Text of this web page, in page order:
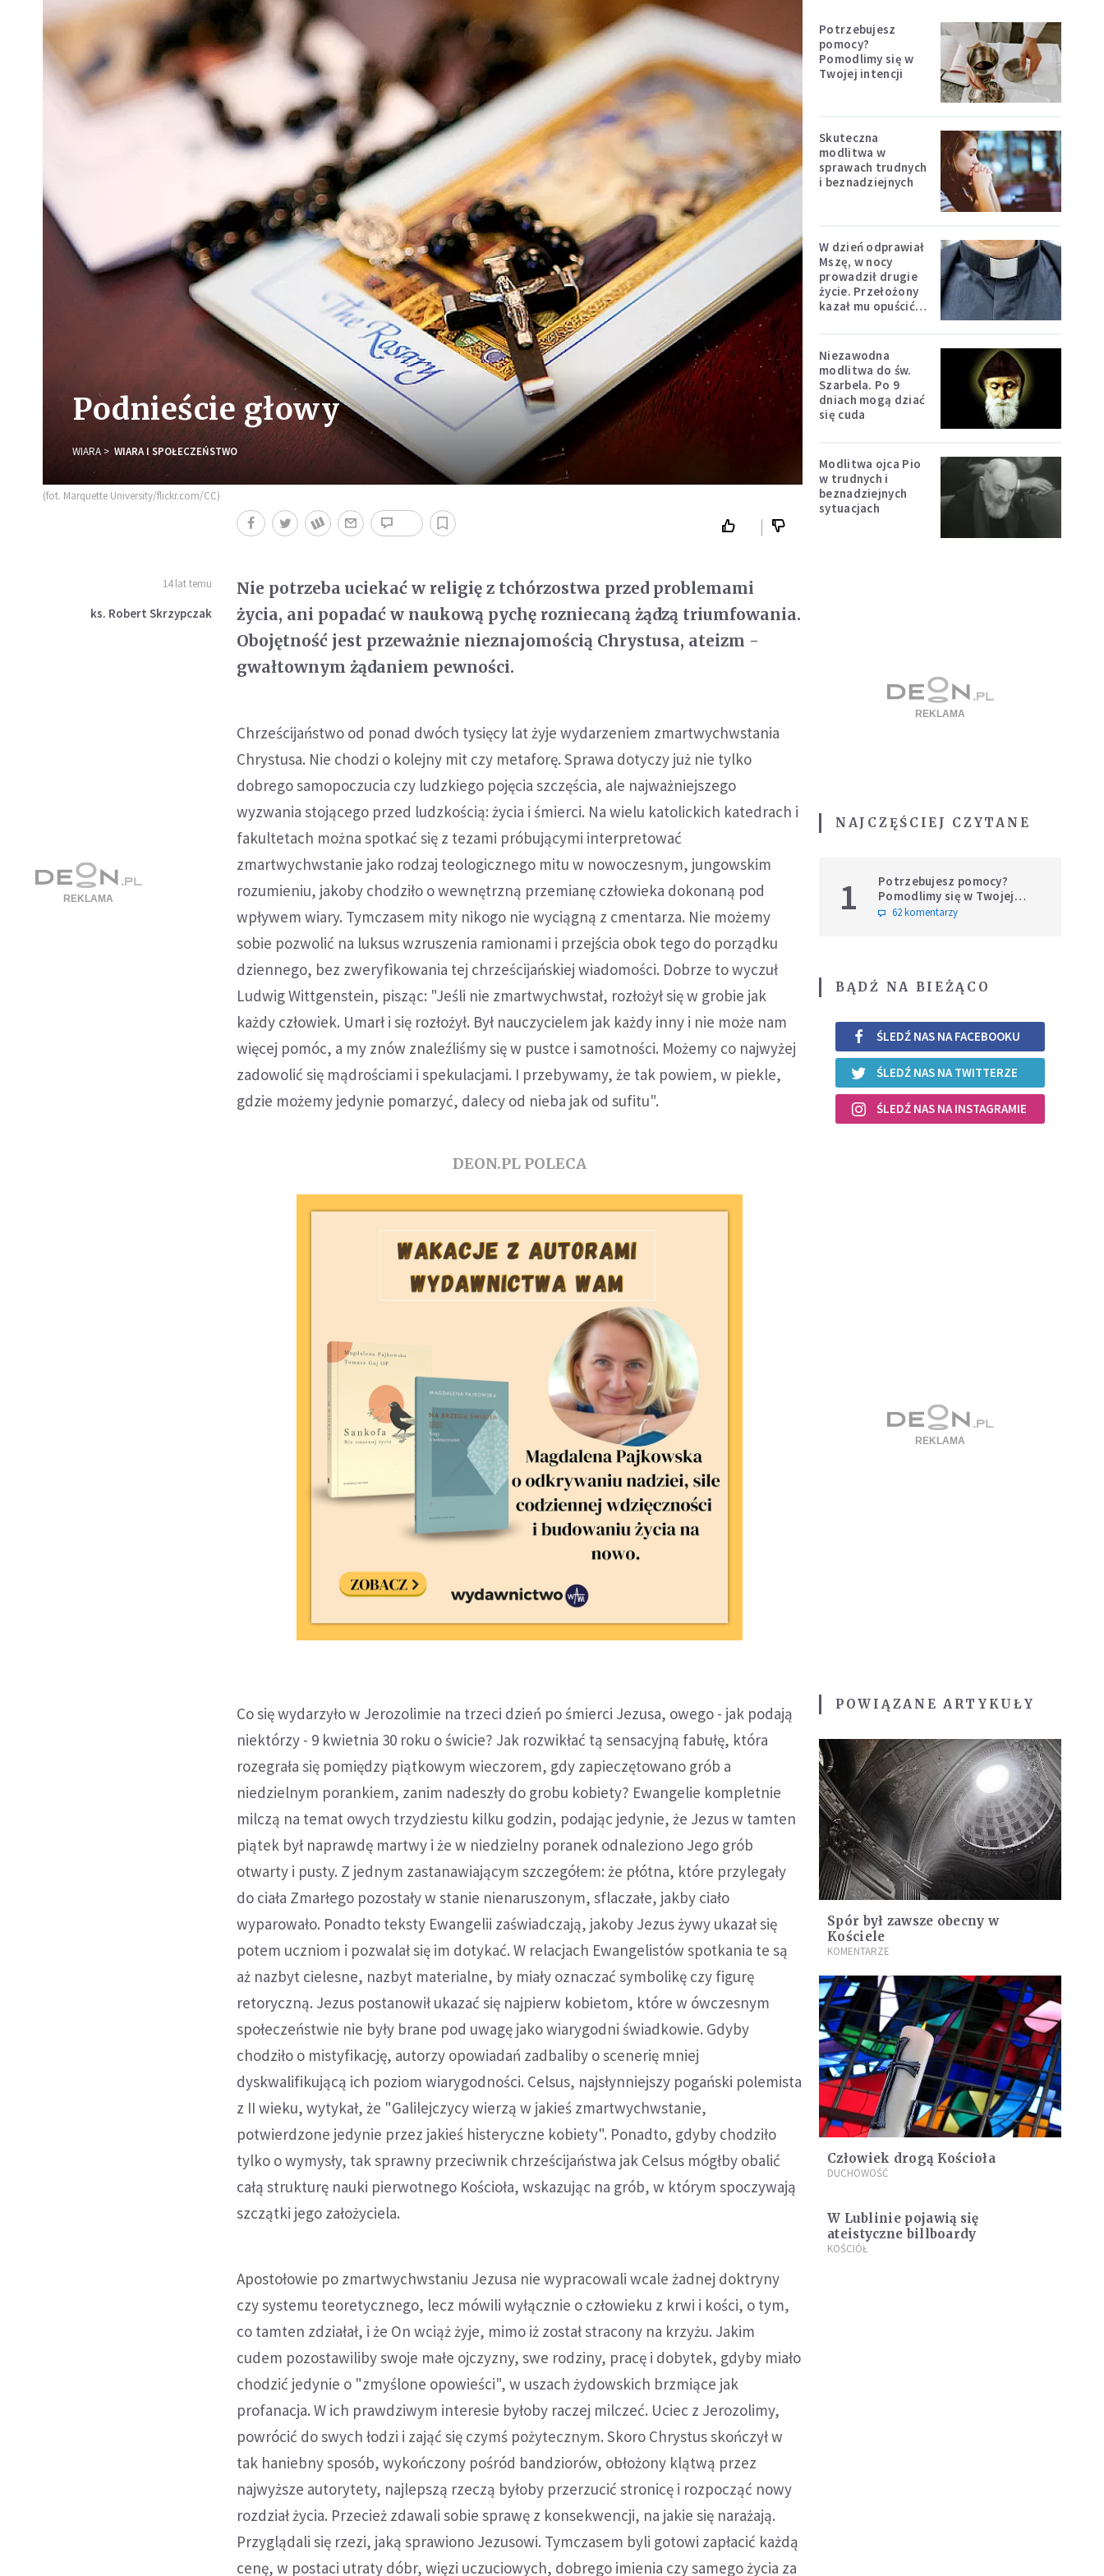
Podnieście głowy
WIARA WIARA I SPOŁECZEŃSTWO
(fot. Marquette University/flickr.com/CC)
14 lat temu
ks. Robert Skrzypczak
Nie potrzeba uciekać w religię z tchórzostwa przed problemami
życia, ani popadać w naukową pychę rozniecaną żądzą triumfowania.
Obojętność jest przeważnie nieznajomością Chrystusa, ateizm -
gwałtownym żądaniem pewności.
Chrześcijaństwo od ponad dwóch tysięcy lat żyje wydarzeniem zmartwychwstania
Chrystusa. Nie chodzi o kolejny mit czy metaforę. Sprawa dotyczy już nie tylko
dobrego samopoczucia czy ludzkiego pojęcia szczęścia, ale najważniejszego
wyzwania stojącego przed ludzkością: życia i śmierci. Na wielu katolickich katedrach i
fakultetach można spotkać się z tezami próbującymi interpretować
zmartwychwstanie jako rodzaj teologicznego mitu w nowoczesnym, jungowskim
rozumieniu, jakoby chodziło o wewnętrzną przemianę człowieka dokonaną pod
wpływem wiary. Tymczasem mity nikogo nie wyciągną z cmentarza. Nie możemy
sobie pozwolić na luksus wzruszenia ramionami i przejścia obok tego do porządku
dziennego, bez zweryfikowania tej chrześcijańskiej wiadomości. Dobrze to wyczuł
Ludwig Wittgenstein, pisząc: "Jeśli nie zmartwychwstał, rozłożył się w grobie jak
każdy człowiek. Umarł i się rozłożył. Był nauczycielem jak każdy inny i nie może nam
więcej pomóc, a my znów znaleźliśmy się w pustce i samotności. Możemy co najwyżej
zadowolić się mądrościami i spekulacjami. I przebywamy, że tak powiem, w piekle,
gdzie możemy jedynie pomarzyć, dalecy od nieba jak od sufitu".
DEON.PL POLECA
Co się wydarzyło w Jerozolimie na trzeci dzień po śmierci Jezusa, owego - jak podają
niektórzy - 9 kwietnia 30 roku o świcie? Jak rozwikłać tą sensacyjną fabułę, która
rozegrała się pomiędzy piątkowym wieczorem, gdy zapieczętowano grób a
niedzielnym porankiem, zanim nadeszły do grobu kobiety? Ewangelie kompletnie
milczą na temat owych trzydziestu kilku godzin, podając jedynie, że Jezus w tamten
piątek był naprawdę martwy i że w niedzielny poranek odnaleziono Jego grób
otwarty i pusty. Z jednym zastanawiającym szczegółem: że płótna, które przylegały
do ciała Zmarłego pozostały w stanie nienaruszonym, sflaczałe, jakby ciało
wyparowało. Ponadto teksty Ewangelii zaświadczają, jakoby Jezus żywy ukazał się
potem uczniom i pozwalał się im dotykać. W relacjach Ewangelistów spotkania te są
aż nazbyt cielesne, nazbyt materialne, by miały oznaczać symbolikę czy figurę
retoryczną. Jezus postanowił ukazać się najpierw kobietom, które w ówczesnym
społeczeństwie nie były brane pod uwagę jako wiarygodni świadkowie. Gdyby
chodziło o mistyfikację, autorzy opowiadań zadbaliby o scenerię mniej
dyskwalifikującą ich poziom wiarygodności. Celsus, najsłynniejszy pogański polemista
z II wieku, wytykał, że "Galilejczycy wierzą w jakieś zmartwychwstanie,
potwierdzone jedynie przez jakieś histeryczne kobiety". Ponadto, gdyby chodziło
tylko o wymysły, tak sprawny przeciwnik chrześcijaństwa jak Celsus mógłby obalić
całą strukturę nauki pierwotnego Kościoła, wskazując na grób, w którym spoczywają
szczątki jego założyciela.
Apostołowie po zmartwychwstaniu Jezusa nie wypracowali wcale żadnej doktryny
czy systemu teoretycznego, lecz mówili wyłącznie o człowieku z krwi i kości, o tym,
co tamten zdziałał, i że On wciąż żyje, mimo iż został stracony na krzyżu. Jakim
cudem pozostawiliby swoje małe ojczyzny, swe rodziny, pracę i dobytek, gdyby miało
chodzić jedynie o "zmyślone opowieści", w uszach żydowskich brzmiące jak
profanacja. W ich prawdziwym interesie byłoby raczej milczeć. Uciec z Jerozolimy,
powrócić do swych łodzi i zająć się czymś pożytecznym. Skoro Chrystus skończył w
tak haniebny sposób, wykończony pośród bandziorów, obłożony klątwą przez
najwyższe autorytety, najlepszą rzeczą byłoby przerzucić stronicę i rozpocząć nowy
rozdział życia. Przecież zdawali sobie sprawę z konsekwencji, na jakie się narażają.
Przyglądali się rzezi, jaką sprawiono Jezusowi. Tymczasem byli gotowi zapłacić każdą
cenę, w postaci utraty dóbr, więzi uczuciowych, dobrego imienia czy samego życia za
Potrzebujesz
pomocy?
Pomodlimy się w
Twojej intencji
Skuteczna
modlitwa w
sprawach trudnych
i beznadziejnych
W dzień odprawiał
Mszę, w nocy
prowadził drugie
życie. Przełożony
kazał mu opuścić
Niezawodna
modlitwa do św.
Szarbela. Po 9
dniach mogą dziać
się cuda
Modlitwa ojca Pio
w trudnych i
beznadziejnych
sytuacjach
NAJCZĘŚCIEJ CZYTANE
1
Potrzebujesz pomocy?
Pomodlimy się w Twojej
intencji
62 komentarzy
BĄDŹ NA BIEŻĄCO
ŚLEDŹ NAS NA FACEBOOKU
ŚLEDŹ NAS NA TWITTERZE
ŚLEDŹ NAS NA INSTAGRAMIE
POWIĄZANE ARTYKUŁY
Spór był zawsze obecny w
Kościele
KOMENTARZE
Człowiek drogą Kościoła
DUCHOWOŚĆ
W Lublinie pojawią się
ateistyczne billboardy
KOŚCIÓŁ